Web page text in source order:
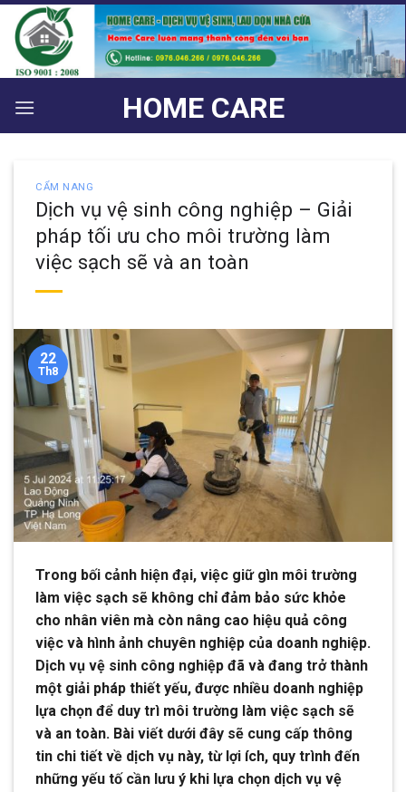
Bỏ
qua
nội
dung
HOME CARE
CẨM NANG
Dịch vụ vệ sinh công nghiệp – Giải
pháp tối ưu cho môi trường làm
việc sạch sẽ và an toàn
22
Th8
Trong bối cảnh hiện đại, việc giữ gìn môi trường
làm việc sạch sẽ không chỉ đảm bảo sức khỏe
cho nhân viên mà còn nâng cao hiệu quả công
việc và hình ảnh chuyên nghiệp của doanh nghiệp.
Dịch vụ vệ sinh công nghiệp đã và đang trở thành
một giải pháp thiết yếu, được nhiều doanh nghiệp
lựa chọn để duy trì môi trường làm việc sạch sẽ
và an toàn. Bài viết dưới đây sẽ cung cấp thông
tin chi tiết về dịch vụ này, từ lợi ích, quy trình đến
những yếu tố cần lưu ý khi lựa chọn dịch vụ vệ